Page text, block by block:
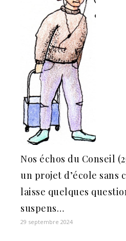
Nos échos du Conseil
un projet d’école sans
laisse quelques
suspens…
29 septembre 2024